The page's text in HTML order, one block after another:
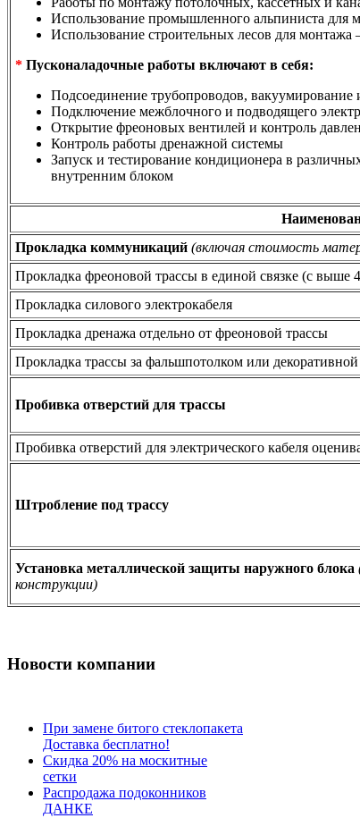
Использование промышленного альпиниста для
Использование строительных лесов для монтажа
* Пусконаладочные работы включают в себя:
Подсоединение трубопроводов, вакуумирование
Подключение межблочного и подводящего
Открытие фреоновых вентилей и контроль
Контроль работы дренажной системы
Запуск и тестирование кондиционера в
внутренним блоком
Прокладка коммуникаций (включая стоимость
Прокладка фреоновой трассы в единой связке (с выше
Прокладка силового электрокабеля
Прокладка дренажа отдельно от фреоновой трассы
Прокладка трассы за фальшпотолком или
Пробивка отверстий для трассы
Пробивка отверстий для электрического кабеля
Штробление под трассу
Установка металлической защиты наружного блока
конструкции)
Новости компании
При замене битого стеклопакета
Доставка бесплатно!
Скидка 20% на москитные
сетки
Распродажа подоконников
ДАНКЕ